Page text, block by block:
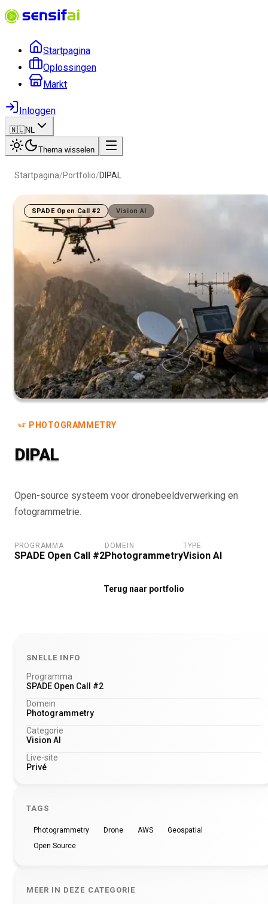
Startpagina
Oplossingen
Markt
Inloggen
🇳🇱NL
Thema wisselen
Startpagina/Portfolio/DIPAL
SPADE Open Call #2 Vision AI
PHOTOGRAMMETRY
DIPAL
Open-source systeem voor dronebeeldverwerking en
fotogrammetrie.
PROGRAMMA
SPADE Open Call #2
DOMEIN
Photogrammetry
TYPE
Vision AI
Terug naar portfolio
SNELLE INFO
Programma
SPADE Open Call #2
Domein
Photogrammetry
Categorie
Vision AI
Live-site
Privé
TAGS
Photogrammetry Drone AWS
Geospatial
Open Source
MEER IN DEZE CATEGORIE